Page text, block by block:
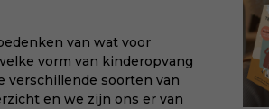
van wat voor
vorm van kinderopvang
verschillende soorten van
en we zijn ons er van